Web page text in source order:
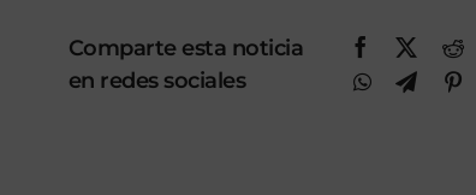
Comparte esta noticia
en redes sociales